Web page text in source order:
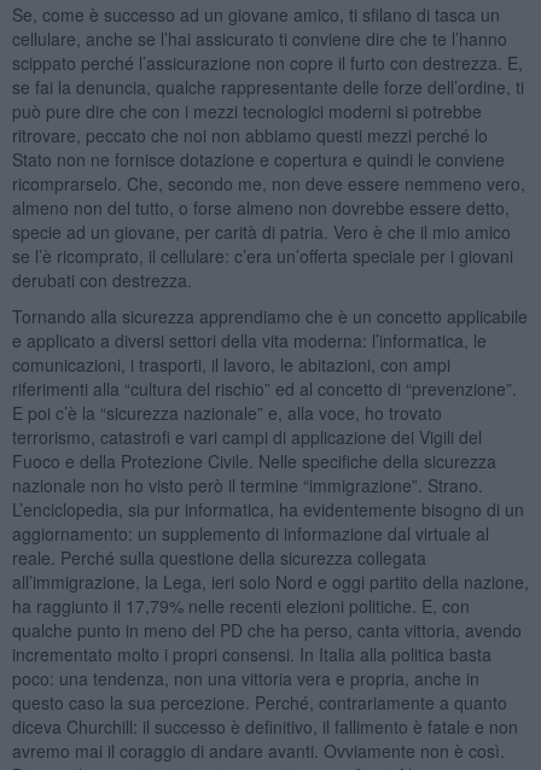
Se, come è successo ad un giovane amico, ti sfilano di tasca un
cellulare, anche se l’hai assicurato ti conviene dire che te l’hanno
scippato perché l’assicurazione non copre il furto con destrezza. E,
se fai la denuncia, qualche rappresentante delle forze dell’ordine, ti
può pure dire che con i mezzi tecnologici moderni si potrebbe
ritrovare, peccato che noi non abbiamo questi mezzi perché lo
Stato non ne fornisce dotazione e copertura e quindi le conviene
ricomprarselo. Che, secondo me, non deve essere nemmeno vero,
almeno non del tutto, o forse almeno non dovrebbe essere detto,
specie ad un giovane, per carità di patria. Vero è che il mio amico
se l’è ricomprato, il cellulare: c’era un’offerta speciale per i giovani
derubati con destrezza.
Tornando alla sicurezza apprendiamo che è un concetto applicabile
e applicato a diversi settori della vita moderna: l’informatica, le
comunicazioni, i trasporti, il lavoro, le abitazioni, con ampi
riferimenti alla “cultura del rischio” ed al concetto di “prevenzione”.
E poi c’è la “sicurezza nazionale” e, alla voce, ho trovato
terrorismo, catastrofi e vari campi di applicazione dei Vigili del
Fuoco e della Protezione Civile. Nelle specifiche della sicurezza
nazionale non ho visto però il termine “immigrazione”. Strano.
L’enciclopedia, sia pur informatica, ha evidentemente bisogno di un
aggiornamento: un supplemento di informazione dal virtuale al
reale. Perché sulla questione della sicurezza collegata
all’immigrazione, la Lega, ieri solo Nord e oggi partito della nazione,
ha raggiunto il 17,79% nelle recenti elezioni politiche. E, con
qualche punto in meno del PD che ha perso, canta vittoria, avendo
incrementato molto i propri consensi. In Italia alla politica basta
poco: una tendenza, non una vittoria vera e propria, anche in
questo caso la sua percezione. Perché, contrariamente a quanto
diceva Churchill: il successo è definitivo, il fallimento è fatale e non
avremo mai il coraggio di andare avanti. Ovviamente non è così.